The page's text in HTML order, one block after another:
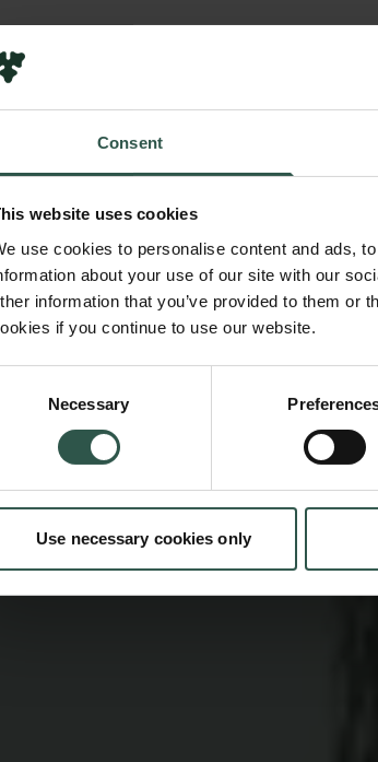
Consent
website uses cookies
use cookies to personalise content and ads,
about your use of our site with our
information that you’ve provided to them or
if you continue to use our website.
Necessary
Use necessary cookies only
udstukket.
(UCLA) på
i
Københavns
meget
år.
skulle efter
programme
ph.d.